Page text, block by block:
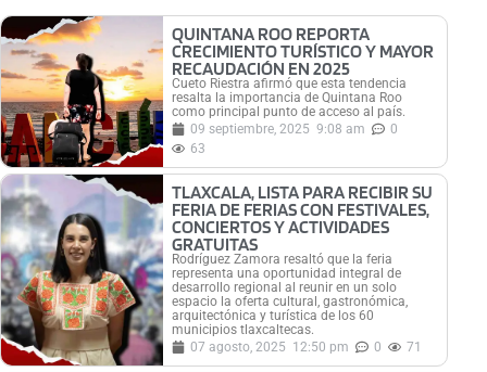
QUINTANA ROO REPORTA
CRECIMIENTO TURÍSTICO Y MAYOR
RECAUDACIÓN EN 2025
Cueto Riestra afirmó que esta tendencia
resalta la importancia de Quintana Roo
como principal punto de acceso al país.
09 septiembre, 2025 9:08 am
0
63
TLAXCALA, LISTA PARA RECIBIR SU
FERIA DE FERIAS CON FESTIVALES,
CONCIERTOS Y ACTIVIDADES
GRATUITAS
Rodríguez Zamora resaltó que la feria
representa una oportunidad integral de
desarrollo regional al reunir en un solo
espacio la oferta cultural, gastronómica,
arquitectónica y turística de los 60
municipios tlaxcaltecas.
07 agosto, 2025 12:50 pm 0 71